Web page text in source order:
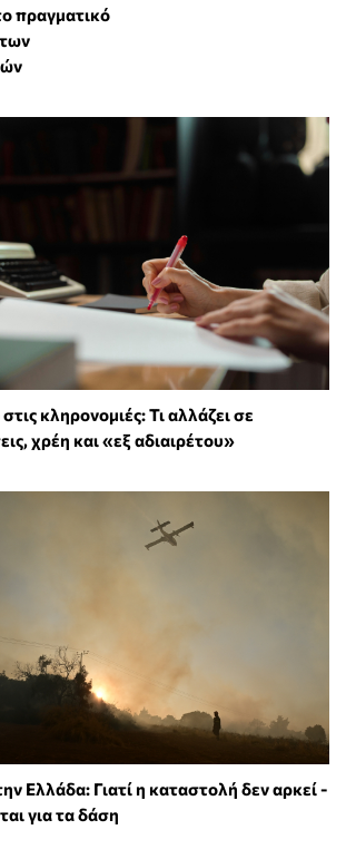
πραγματικό
κληρονομιές: Τι αλλάζει σε
χρέη και «εξ αδιαιρέτου»
Ελλάδα: Γιατί η καταστολή δεν αρκεί -
για τα δάση